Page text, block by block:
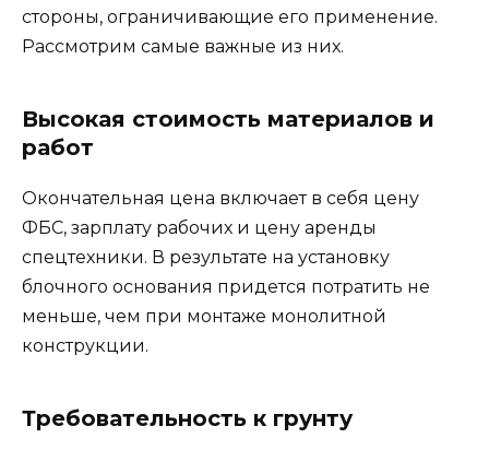
стороны, ограничивающие его применение.
Рассмотрим самые важные из них.
Высокая стоимость материалов и
работ
Окончательная цена включает в себя цену
ФБС, зарплату рабочих и цену аренды
спецтехники. В результате на установку
блочного основания придется потратить не
меньше, чем при монтаже монолитной
конструкции.
Требовательность к грунту